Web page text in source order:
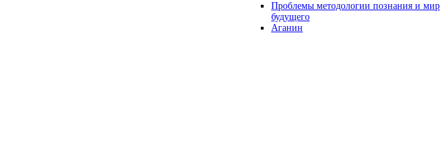
Проблемы методологии познания и мир
будущего
Аганин